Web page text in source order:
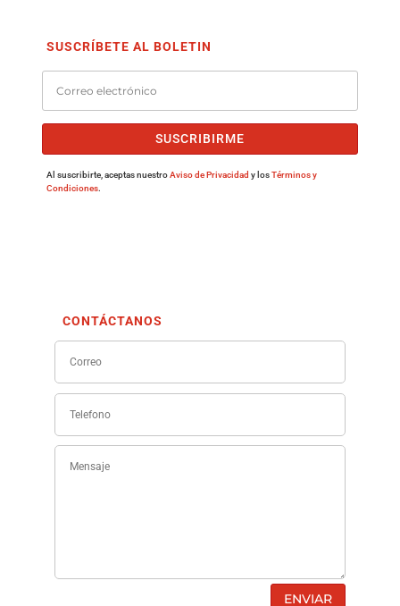
SUSCRÍBETE AL BOLETIN
SUSCRIBIRME
Al suscribirte, aceptas nuestroAviso de Privacidad y losTérminos y
Condiciones.
CONTÁCTANOS
ENVIAR